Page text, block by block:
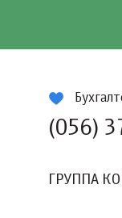
(056)
ГРУППА